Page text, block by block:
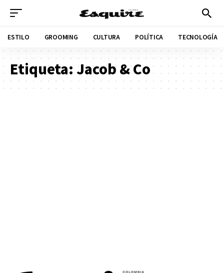
ESTILO GROOMING CULTURA POLÍTICA TECNOLOGÍA
Etiqueta: Jacob & Co